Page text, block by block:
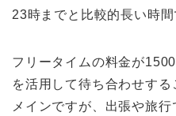
23時までと比較的長い時間
フリータイムの料金が
を活用して待ち合わせす
メインですが、出張や旅